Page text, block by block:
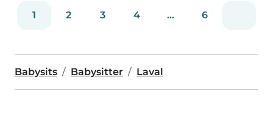
1 2 3 4 ... 6
Babysits Babysitter Laval